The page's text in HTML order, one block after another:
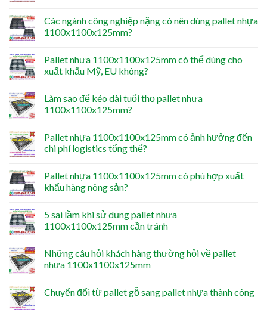
Các ngành công nghiệp nặng có nên dùng pallet nhựa
1100x1100x125mm?
Pallet nhựa 1100x1100x125mm có thể dùng cho
xuất khẩu Mỹ, EU không?
Làm sao để kéo dài tuổi thọ pallet nhựa
1100x1100x125mm?
Pallet nhựa 1100x1100x125mm có ảnh hưởng đến
chi phí logistics tổng thể?
Pallet nhựa 1100x1100x125mm có phù hợp xuất
khẩu hàng nông sản?
5 sai lầm khi sử dụng pallet nhựa
1100x1100x125mm cần tránh
Những câu hỏi khách hàng thường hỏi về pallet
nhựa 1100x1100x125mm
Chuyển đổi từ pallet gỗ sang pallet nhựa thành công